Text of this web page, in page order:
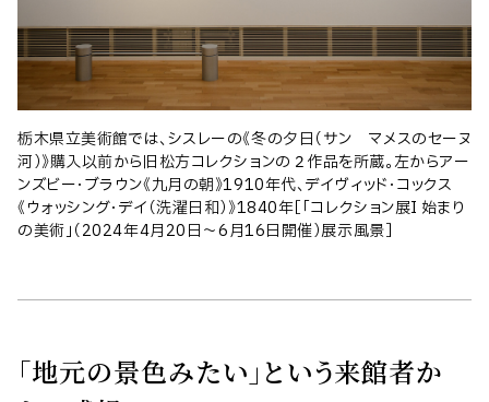
栃木県立美術館では、シスレーの《冬の夕日（サン゠マメスのセーヌ
河）》購入以前から旧松方コレクションの２作品を所蔵。左からアー
ンズビー・ブラウン《九月の朝》1910年代、デイヴィッド・コックス
《ウォッシング・デイ（洗濯日和）》1840年［「コレクション展I 始まり
の美術」（2024年4月20日〜6月16日開催）展示風景］
「地元の景色みたい」という来館者か